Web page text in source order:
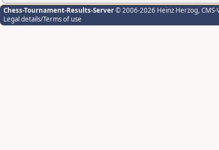
Chess-Tournament-Results-Server© 2006-2026 Heinz Herzog,
Legal details/Terms of use